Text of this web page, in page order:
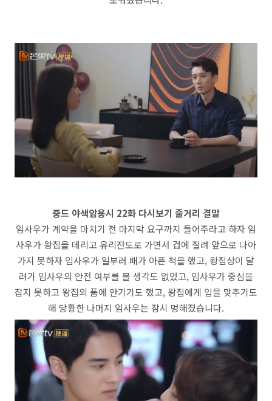
중드 야색암용시 22화 다시보기 줄거리 결말
임사우가 계약을 마치기 전 마지막 요구까지 들어주라고 하자 임
사우가 왕집을 데리고 유리잔도로 가면서 겁에 질려 앞으로 나아
가지 못하자 임사우가 일부러 배가 아픈 척을 했고, 왕집상이 달
려가 임사우의 안전 여부를 볼 생각도 없었고, 임사우가 중심을
잡지 못하고 왕집의 품에 안기기도 했고, 왕집에게 입을 맞추기도
해 당황한 나머지 임사우는 잠시 멍해졌습니다.